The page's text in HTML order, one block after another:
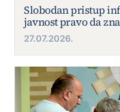
Slobodan pristup
javnost pravo da
27.07.2026.